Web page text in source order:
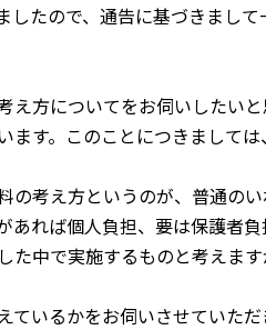
たので、通告に基づきまして
方についてをお伺いしたいと
す。このことにつきまして
考え方というのが、普通の
れば個人負担、要は保護者負
中で実施するものと考えま
いるかをお伺いさせていただ